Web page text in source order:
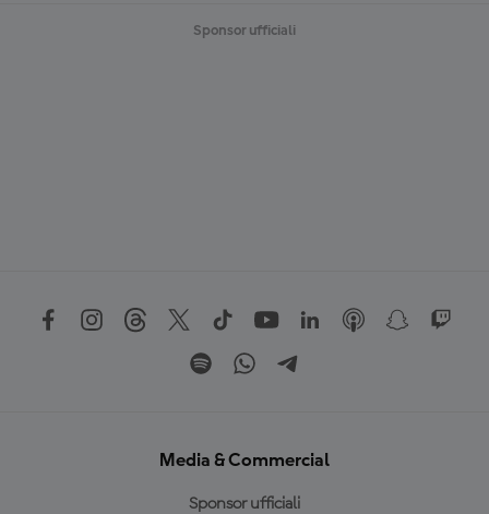
Sponsor ufficiali
Media & Commercial
Sponsor ufficiali